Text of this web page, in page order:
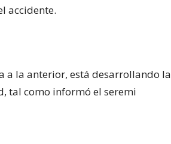
accidente.
a la anterior, está desarrollando la
tal como informó el seremi